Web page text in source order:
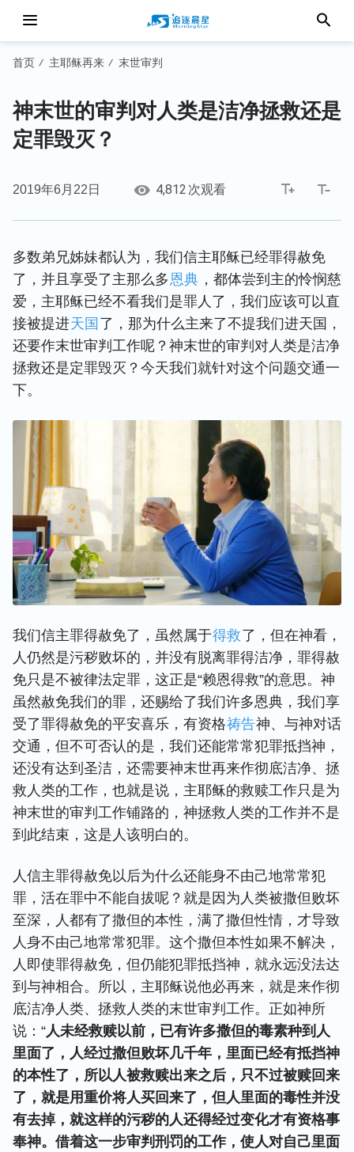
首页 / 主耶稣再来 / 末世审判
神末世的审判对人类是洁净拯救还是
定罪毁灭？
2019年6月22日 4,812 次观看
多数弟兄姊妹都认为，我们信主耶稣已经罪得赦免
了，并且享受了主那么多恩典 ，都体尝到主的怜悯慈
爱，主耶稣已经不看我们是罪人了，我们应该可以直
接被提进天国 了，那为什么主来了不提我们进天国，
还要作末世审判工作呢？神末世的审判对人类是洁净
拯救还是定罪毁灭？今天我们就针对这个问题交通一
下。
我们信主罪得赦免了，虽然属于得救了，但在神看，
人仍然是污秽败坏的，并没有脱离罪得洁净，罪得赦
免只是不被律法定罪，这正是“赖恩得救”的意思。神
虽然赦免我们的罪，还赐给了我们许多恩典，我们享
受了罪得赦免的平安喜乐，有资格祷告神、与神对话
交通，但不可否认的是，我们还能常常犯罪抵挡神，
还没有达到圣洁，还需要神末世再来作彻底洁净、拯
救人类的工作，也就是说，主耶稣的救赎工作只是为
神末世的审判工作铺路的，神拯救人类的工作并不是
到此结束，这是人该明白的。
人信主罪得赦免以后为什么还能身不由己地常常犯
罪，活在罪中不能自拔呢？就是因为人类被撒但败坏
至深，人都有了撒但的本性，满了撒但性情，才导致
人身不由己地常常犯罪。这个撒但本性如果不解决，
人即使罪得赦免，但仍能犯罪抵挡神，就永远没法达
到与神相合。所以，主耶稣说他必再来，就是来作彻
底洁净人类、拯救人类的末世审判工作。正如神所
说：“人未经救赎以前，已有许多撒但的毒素种到人
里面了，人经过撒但败坏几千年，里面已经有抵挡神
的本性了，所以人被救赎出来之后，只不过被赎回来
了，就是用重价将人买回来了，但人里面的毒性并没
有去掉，就这样的污秽的人还得经过变化才有资格事
奉神。借着这一步审判刑罚的工作，使人对自己里面